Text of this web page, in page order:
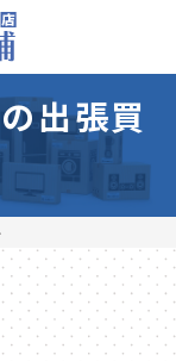
出張買